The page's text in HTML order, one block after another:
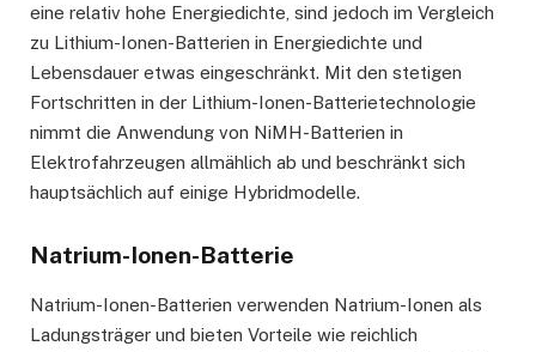
eine relativ hohe Energiedichte, sind jedoch im Vergleich
zu Lithium-Ionen-Batterien in Energiedichte und
Lebensdauer etwas eingeschränkt. Mit den stetigen
Fortschritten in der Lithium-Ionen-Batterietechnologie
nimmt die Anwendung von NiMH-Batterien in
Elektrofahrzeugen allmählich ab und beschränkt sich
hauptsächlich auf einige Hybridmodelle.
Natrium-Ionen-Batterie
Natrium-Ionen-Batterien verwenden Natrium-Ionen als
Ladungsträger und bieten Vorteile wie reichlich